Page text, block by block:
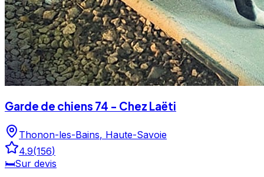
Garde de chiens 74 - Chez Laëti
Thonon-les-Bains, Haute-Savoie
4.9(156)
🛏️Sur devis